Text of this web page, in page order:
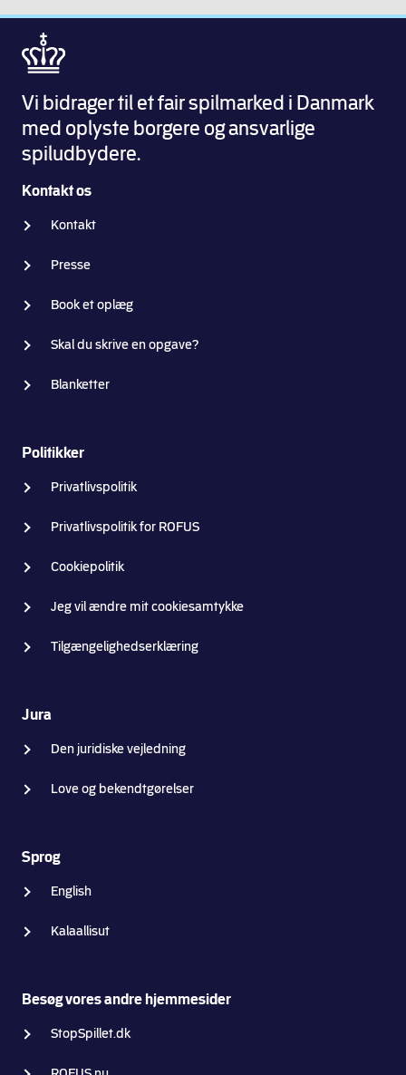
Vi bidrager til et fair spilmarked i Danmark
med oplyste borgere og ansvarlige
spiludbydere.
Kontakt os
Kontakt
Presse
Book et oplæg
Skal du skrive en opgave?
Blanketter
Politikker
Privatlivspolitik
Privatlivspolitik for ROFUS
Cookiepolitik
Jeg vil ændre mit cookiesamtykke
Tilgængelighedserklæring
Jura
Den juridiske vejledning
Love og bekendtgørelser
Sprog
English
Kalaallisut
Besøg vores andre hjemmesider
StopSpillet.dk